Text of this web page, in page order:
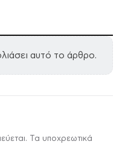
αυτό το άρθρο.
Τα υποχρεωτικά